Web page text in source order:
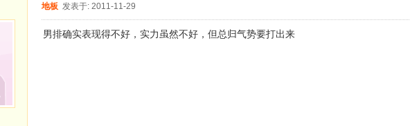
地板 发表于: 2011-11-29
男排确实表现得不好，实力虽然不好，但总归气势要打出来